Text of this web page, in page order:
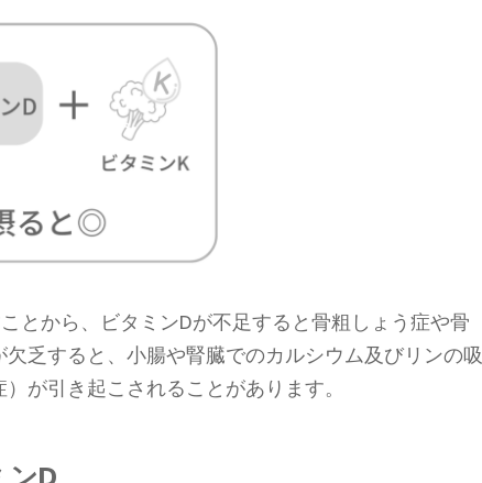
とから、ビタミンDが不足すると骨粗しょう症や骨
乏すると、小腸や腎臓でのカルシウム及びリンの吸
が引き起こされることがあります。